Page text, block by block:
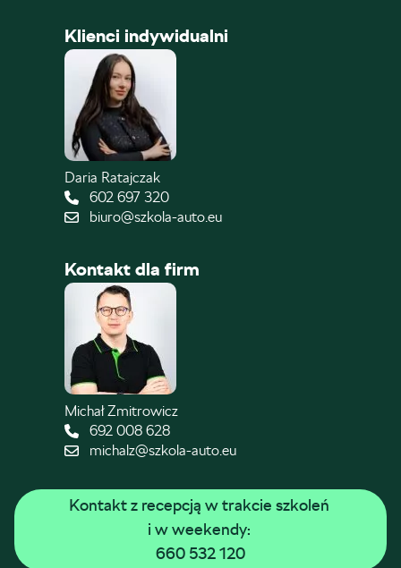
Klienci indywidualni
Daria Ratajczak
602 697 320
biuro@szkola-auto.eu
Kontakt dla firm
Michał Zmitrowicz
692 008 628
michalz@szkola-auto.eu
Kontakt z recepcją w trakcie szkoleń
i w weekendy:
660 532 120